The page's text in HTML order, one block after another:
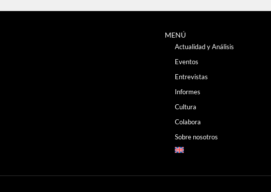
MENÚ
Actualidad y Análisis
Eventos
Entrevistas
Informes
Cultura
Colabora
Sobre nosotros